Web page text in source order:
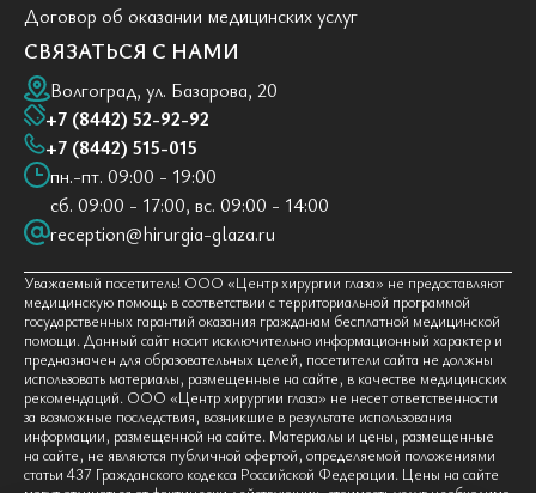
Договор об оказании медицинских услуг
СВЯЗАТЬСЯ С НАМИ
Волгоград, ул. Базарова, 20
+7 (8442) 52-92-92
+7 (8442) 515-015
пн.-пт. 09:00 - 19:00
сб. 09:00 - 17:00, вс. 09:00 - 14:00
reception@hirurgia-glaza.ru
Уважаемый посетитель! ООО «Центр хирургии глаза» не предоставляют
медицинскую помощь в соответствии с территориальной программой
государственных гарантий оказания гражданам бесплатной медицинской
помощи. Данный сайт носит исключительно информационный характер и
предназначен для образовательных целей, посетители сайта не должны
использовать материалы, размещенные на сайте, в качестве медицинских
рекомендаций. ООО «Центр хирургии глаза» не несет ответственности
за возможные последствия, возникшие в результате использования
информации, размещенной на сайте. Материалы и цены, размещенные
на сайте, не являются публичной офертой, определяемой положениями
статьи 437 Гражданского кодекса Российской Федерации. Цены на сайте